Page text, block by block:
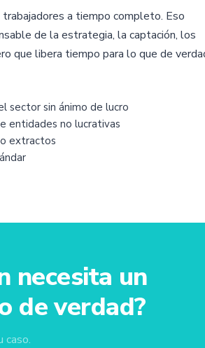
a tiempo completo. Eso
de la estrategia, la captación, los
que libera tiempo para lo que de
sector sin ánimo de lucro
entidades no lucrativas
extractos
necesita un
de verdad?
caso.